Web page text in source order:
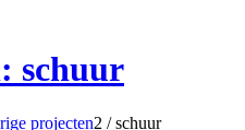
schuur
projecten2 / schuur